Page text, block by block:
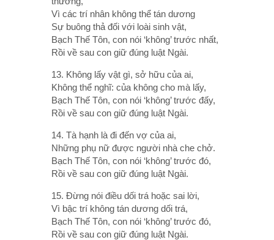
Vì các trí nhân không thể tán dương
Sự buông thả đối với loài sinh vật,
Bạch Thế Tôn, con nói ‘không’ trước nhất,
Rồi về sau con giữ đúng luật Ngài.
13. Không lấy vật gì, sở hữu của ai,
Không thể nghĩ: của không cho mà lấy,
Bạch Thế Tôn, con nói ‘không’ trước đấy,
Rồi về sau con giữ đúng luật Ngài.
14. Tà hạnh là đi đến vợ của ai,
Những phụ nữ được người nhà che chở.
Bạch Thế Tôn, con nói ‘không’ trước đó,
Rồi về sau con giữ đúng luật Ngài.
15. Ðừng nói điều dối trá hoặc sai lời,
Vì bậc trí không tán dương dối trá,
Bạch Thế Tôn, con nói ‘không’ trước đó,
Rồi về sau con giữ đúng luật Ngài.